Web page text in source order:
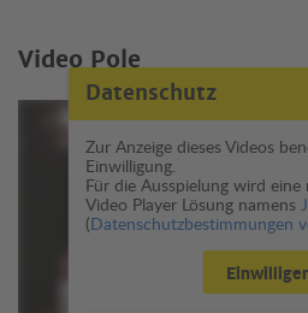
Video Pole
Datenschutz
Zur Anzeige dieses Videos
Einwilligung.
Für die Ausspielung wird
Video Player Lösung namens
(Datenschutzbestimmungen